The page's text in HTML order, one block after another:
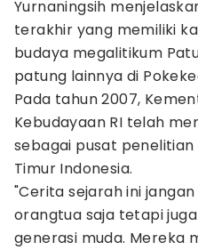
Yurnaningsih
terakhir yang memiliki
budaya megalitikum
patung lainnya di
Pada tahun 2007,
Kebudayaan RI telah
sebagai pusat
Timur Indonesia.
"Cerita sejarah ini
orangtua saja tetapi
generasi muda. Mereka